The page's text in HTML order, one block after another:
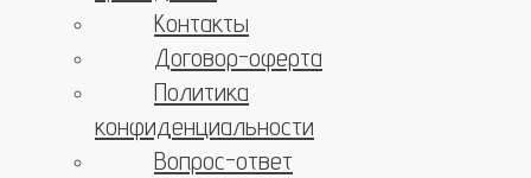
Контакты
Договор-оферта
Политика
конфиденциальности
Вопрос-ответ